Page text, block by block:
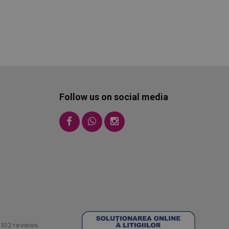
Follow us on social media
102 reviews
și analiza
activitatea și
performanța
a
utilizat.